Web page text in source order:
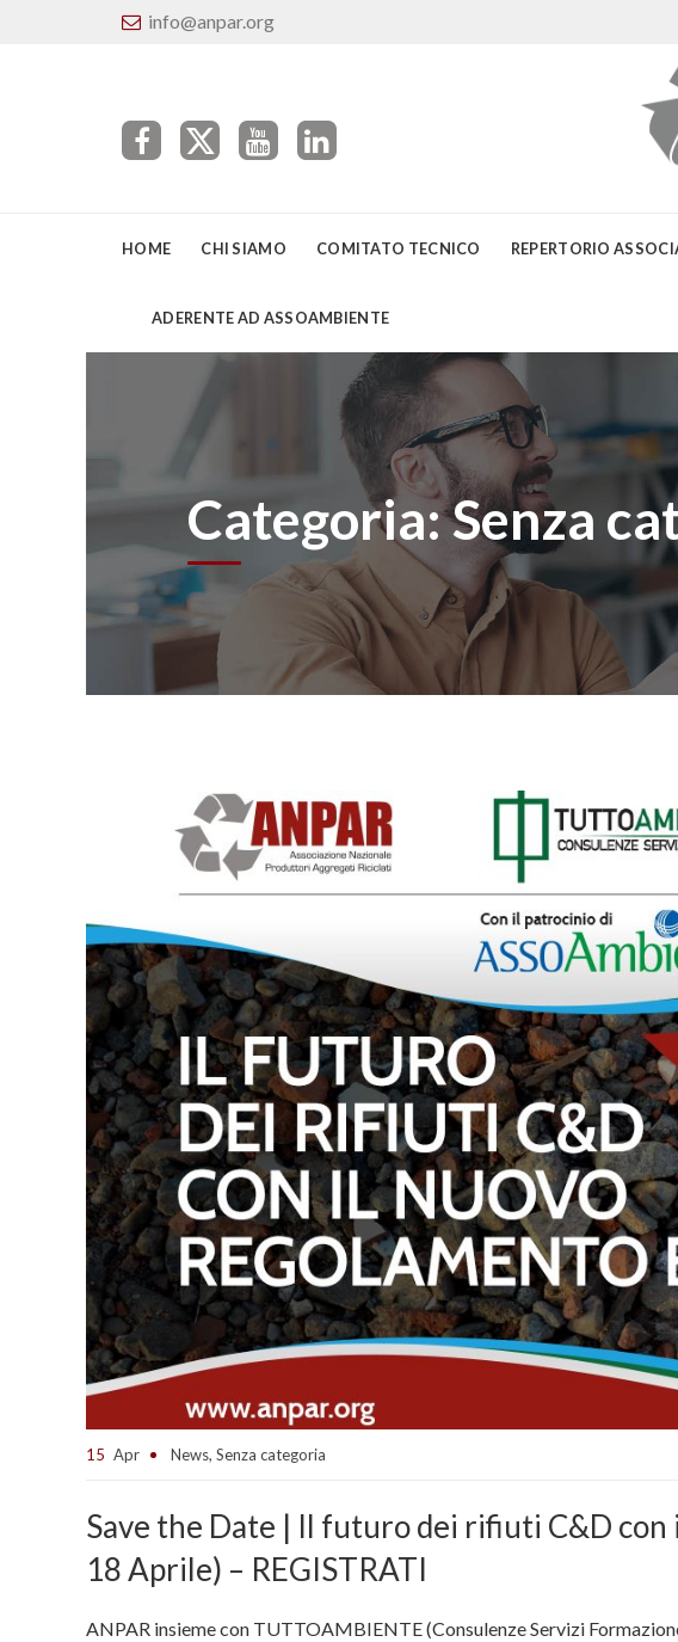
info@anpar.org
HOME CHI SIAMO COMITATO TECNICO REPERTORIO
ADERENTE AD ASSOAMBIENTE
Categoria:Senza
15 Apr News, Senza categoria
Save the Date | Il futuro dei rifiuti C&D con
18 Aprile) – REGISTRATI
ANPAR insieme con TUTTOAMBIENTE (Consulenze Servizi